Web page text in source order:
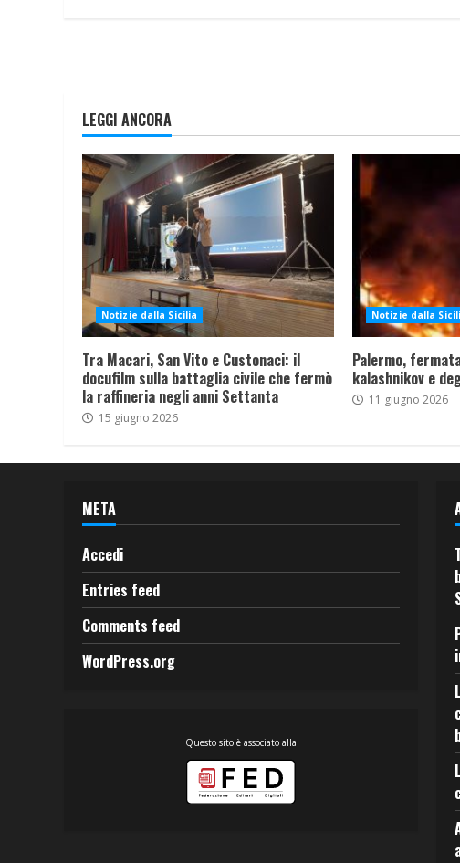
LEGGI ANCORA
Notizie dalla Sicilia
Tra Macari, San Vito e Custonaci: il
docufilm sulla battaglia civile che fermò
la raffineria negli anni Settanta
15 giugno 2026
Notizie dalla
Palermo,
kalashnikov e
11 giugno 2026
META
Accedi
Entries feed
Comments feed
WordPress.org
Questo sito è associato alla